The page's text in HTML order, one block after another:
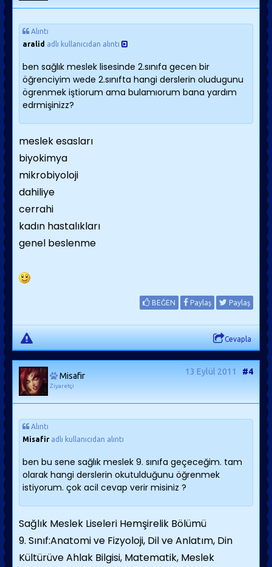
Alıntı
aralid adlı kullanıcıdan alıntı
ben sağlık meslek lisesinde 2.sınıfa gecen bir
öğrenciyim wede 2.sınıfta hangi derslerin oludugunu
ögrenmek iştiorum ama bulamıorum bana yardım
edrmişinizz?
meslek esasları
biyokimya
mikrobiyoloji
dahiliye
cerrahi
kadın hastalıkları
genel beslenme
BEĞEN Paylaş Paylaş
Cevapla
Misafir
Ziyaretçi
13 Eylül 2011 #4
Alıntı
Misafir adlı kullanıcıdan alıntı
ben bu sene sağlık meslek 9. sınıfa geçeceğim. tam
olarak hangi derslerin okutulduğunu öğrenmek
istiyorum. çok acil cevap verir misiniz ?
Sağlık Meslek Liseleri Hemşirelik Bölümü
9. Sınıf:Anatomi ve Fizyoloji, Dil ve Anlatım, Din
Kültürüve Ahlak Bilgisi, Matematik, Meslek